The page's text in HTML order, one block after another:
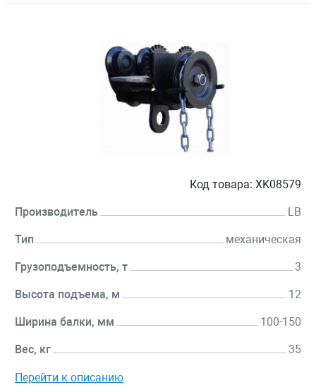
Код товара: XK08579
Производитель LB
Тип механическая
Грузоподъемность, т 3
Высота подъема, м 12
Ширина балки, мм 100-150
Вес, кг 35
Перейти к описанию